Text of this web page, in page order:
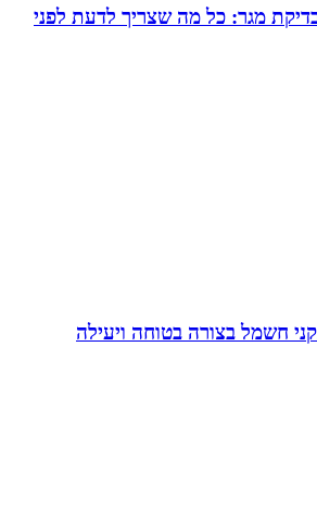
מגר: כל מה שצריך לדעת לפני
חשמל בצורה בטוחה ויעילה